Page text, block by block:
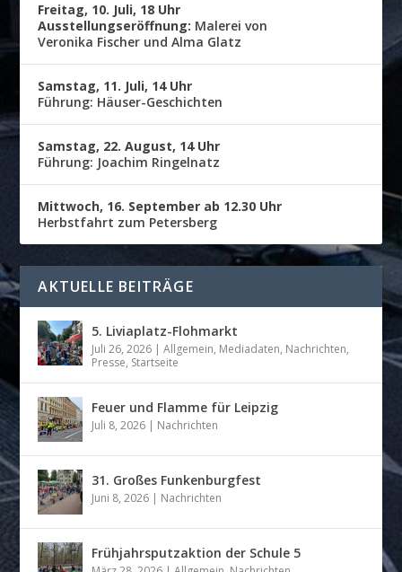
Freitag, 10. Juli, 18 Uhr
Ausstellungseröffnung: Malerei von
Veronika Fischer und Alma Glatz
Samstag, 11. Juli, 14 Uhr
Führung: Häuser-Geschichten
Samstag, 22. August, 14 Uhr
Führung: Joachim Ringelnatz
Mittwoch, 16. September ab 12.30 Uhr
Herbstfahrt zum Petersberg
AKTUELLE BEITRÄGE
5. Liviaplatz-Flohmarkt
Juli 26, 2026 |Allgemein, Mediadaten, Nachrichten,
Presse, Startseite
Feuer und Flamme für Leipzig
Juli 8, 2026 | Nachrichten
31. Großes Funkenburgfest
Juni 8, 2026 | Nachrichten
Frühjahrsputzaktion der Schule 5